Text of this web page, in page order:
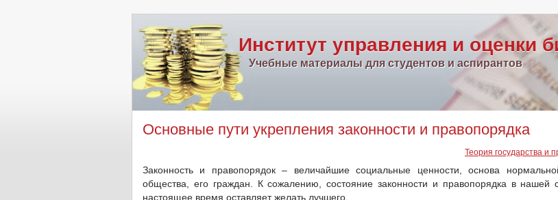
Институт управления и оценки
Учебные материалы для студентов и аспирантов
Основные пути укрепления законности и правопорядка
Теория государства и
Законность и правопорядок – величайшие социальные ценности, основа
общества, его граждан. К сожалению, состояние законности и правопорядка в нашей
настоящее время оставляет желать лучшего.